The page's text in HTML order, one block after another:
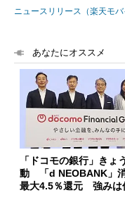
ニュースリリース（楽天モバ
あなたにオススメ
「ドコモの銀行」きょ
動 「d NEOBANK」消
最大4.5％還元 強みは